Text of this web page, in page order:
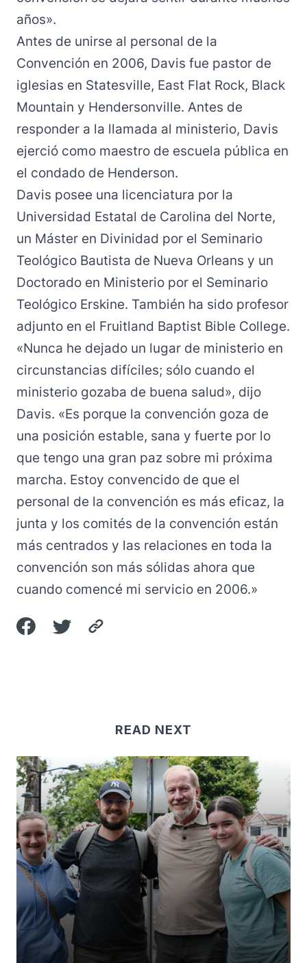
años».
Antes de unirse al personal de la
Convención en 2006, Davis fue pastor de
iglesias en Statesville, East Flat Rock, Black
Mountain y Hendersonville. Antes de
responder a la llamada al ministerio, Davis
ejerció como maestro de escuela pública en
el condado de Henderson.
Davis posee una licenciatura por la
Universidad Estatal de Carolina del Norte,
un Máster en Divinidad por el Seminario
Teológico Bautista de Nueva Orleans y un
Doctorado en Ministerio por el Seminario
Teológico Erskine. También ha sido profesor
adjunto en el Fruitland Baptist Bible College.
«Nunca he dejado un lugar de ministerio en
circunstancias difíciles; sólo cuando el
ministerio gozaba de buena salud», dijo
Davis. «Es porque la convención goza de
una posición estable, sana y fuerte por lo
que tengo una gran paz sobre mi próxima
marcha. Estoy convencido de que el
personal de la convención es más eficaz, la
junta y los comités de la convención están
más centrados y las relaciones en toda la
convención son más sólidas ahora que
cuando comencé mi servicio en 2006.»
READ NEXT